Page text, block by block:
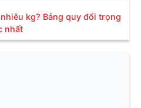
kg? Bảng quy đổi trọng
nhất